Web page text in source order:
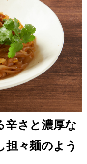
辛さと濃厚な
担々麺のよう